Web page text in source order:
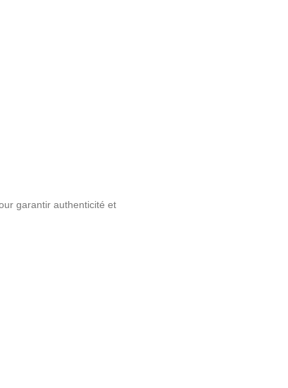
garantir authenticité et